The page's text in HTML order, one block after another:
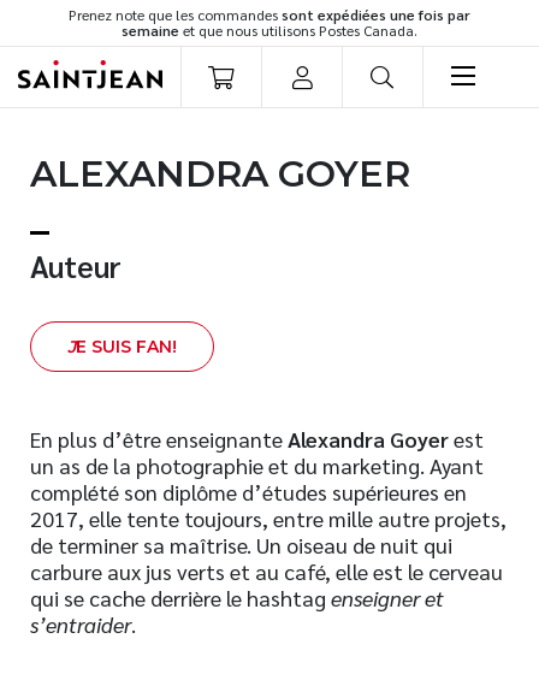
Prenez note que les commandessont expédiées une fois par
semaine et que nous utilisons Postes Canada.
Romans
Développement personnel
Spiritualité
Famille
Témoignages
Vie pratique
Finances
Nouveautés
Numérique
ALEXANDRA GOYER
Auteur
JE SUIS FAN!
En plus d’être enseignanteAlexandra Goyerest
un as de la photographie et du marketing. Ayant
complété son diplôme d’études supérieures en
2017, elle tente toujours, entre mille autre projets,
de terminer sa maîtrise. Un oiseau de nuit qui
carbure aux jus verts et au café, elle est le cerveau
qui se cache derrière le hashtag enseigner et
s’entraider.